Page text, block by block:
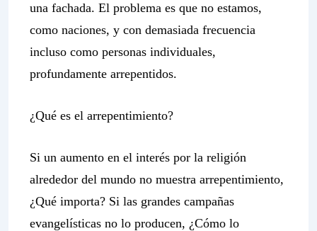
una fachada. El problema es que no estamos,
como naciones, y con demasiada frecuencia
incluso como personas individuales,
profundamente arrepentidos.
¿Qué es el arrepentimiento?
Si un aumento en el interés por la religión
alrededor del mundo no muestra arrepentimiento,
¿Qué importa? Si las grandes campañas
evangelísticas no lo producen, ¿Cómo lo